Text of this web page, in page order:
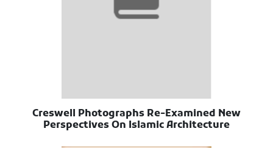
Creswell Photographs Re-Examined New
Perspectives On Islamic Architecture